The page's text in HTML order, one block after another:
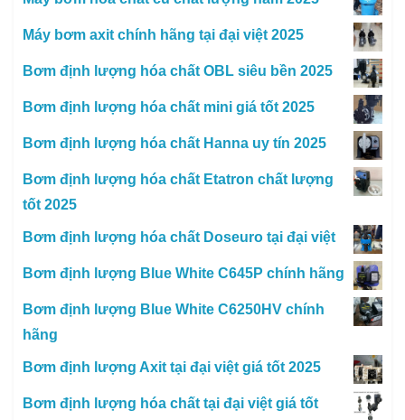
Máy bơm axit chính hãng tại đại việt 2025
Bơm định lượng hóa chất OBL siêu bền 2025
Bơm định lượng hóa chất mini giá tốt 2025
Bơm định lượng hóa chất Hanna uy tín 2025
Bơm định lượng hóa chất Etatron chất lượng
tốt 2025
Bơm định lượng hóa chất Doseuro tại đại việt
Bơm định lượng Blue White C645P chính hãng
Bơm định lượng Blue White C6250HV chính
hãng
Bơm định lượng Axit tại đại việt giá tốt 2025
Bơm định lượng hóa chất tại đại việt giá tốt